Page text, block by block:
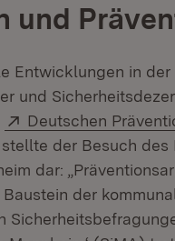
und
Entwicklungen in
und
Extern:
Deutschen
der Besuch
dar:
der